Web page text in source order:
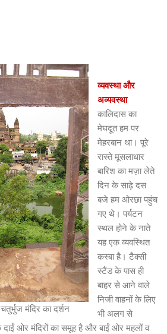
मंदिर का दर्शन
व्यवस्था और
अव्यवस्था
कालिदास का
मेघदूत हम पर
मेहरबान था। पूरे
रास्ते मूसलाधार
बारिश का मज़ा लेते
दिन के साढ़े दस
बजे हम ओरछा पहुंच
गए थे। पर्यटन
स्थल होने के नाते
यह एक व्यवस्थित
कस्बा है। टैक्सी
स्टैंड के पास ही
बाहर से आने वाले
निजी वाहनों के लिए
भी अलग से
दाईं ओर मंदिरों का समूह है और बाईं ओर महलों व